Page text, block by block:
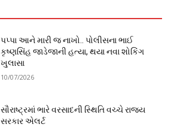
પપ્પા આને મારી જ નાખો.. પોલીસના ભાઈ
કૃષ્ણસિંહ જાડેજાની હત્યા, થયા નવા શોકિંગ
ખુલાસા
10/07/2026
સૌરાષ્ટ્રમાં ભારે વરસાદની સ્થિતિ વચ્ચે રાજ્ય
સરકાર એલર્ટ